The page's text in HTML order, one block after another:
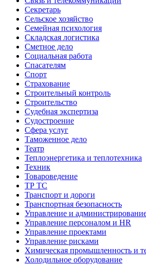
Секретарь
Сельское хозяйство
Семейная психология
Складская логистика
Сметное дело
Социальная работа
Спасателям
Спорт
Страхование
Строительный контроль
Строительство
Судебная экспертиза
Судостроение
Сфера услуг
Таможенное дело
Театр
Теплоэнергетика и теплотехника
Техник
Товароведение
ТР ТС
Транспорт и дороги
Транспортная безопасность
Управление и
Управление персоналом и HR
Управление проектами
Управление рисками
Химическая промышленность и
Холодильное оборудование